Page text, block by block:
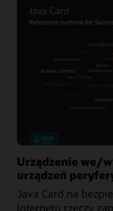
Urządzenie we/
urządzeń
Java Card na
Internetu rzeczy